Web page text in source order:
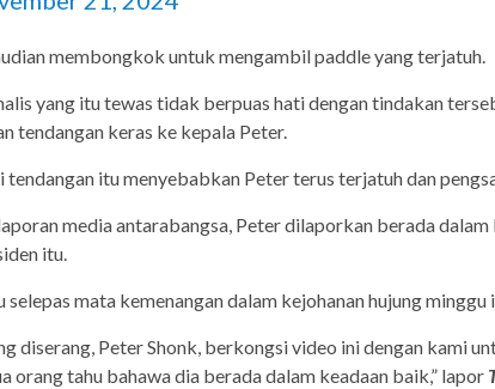
membongkok untuk mengambil paddle yang terjatuh.
yang itu tewas tidak berpuas hati dengan tindakan
tendangan keras ke kepala Peter.
tendangan itu menyebabkan Peter terus terjatuh dan
media antarabangsa, Peter dilaporkan berada dalam
itu.
selepas mata kemenangan dalam kejohanan hujung minggu
diserang, Peter Shonk, berkongsi video ini dengan kami
orang tahu bahawa dia berada dalam keadaan baik,” lapor